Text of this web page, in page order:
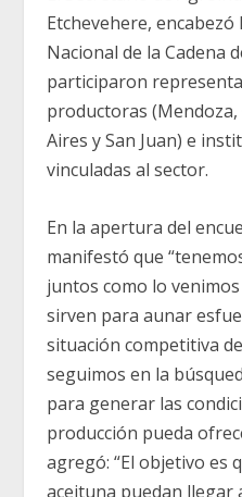
Etchevehere,
Nacional de la Cadena
participaron
productoras (Mendoza,
Aires y San Juan) e
vinculadas al sector.
En la apertura del
manifestó que
juntos como lo
sirven para aunar
situación competitiva
seguimos en la
para generar las
producción pueda
agregó: “El objetivo es
aceituna puedan llegar